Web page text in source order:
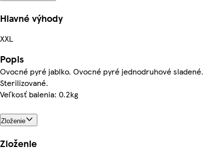
Hlavné výhody
XXL
Popis
Ovocné pyré jablko. Ovocné pyré jednodruhové sladené.
Sterilizované.
Veľkosť balenia: 0.2kg
Zloženie
Zloženie